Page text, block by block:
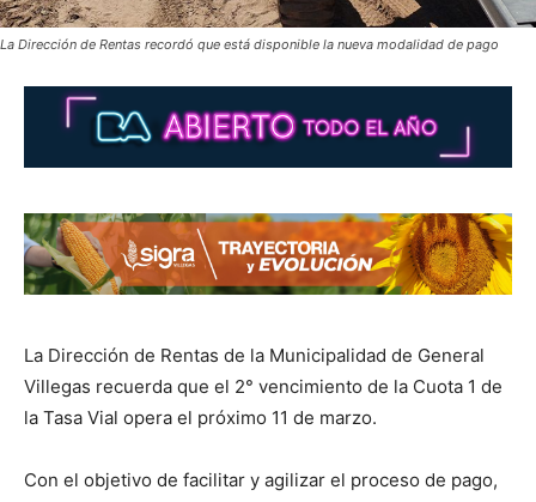
La Dirección de Rentas recordó que está disponible la nueva modalidad de pago
La Dirección de Rentas de la Municipalidad de General
Villegas recuerda que el 2° vencimiento de la Cuota 1 de
la Tasa Vial opera el próximo 11 de marzo.
Con el objetivo de facilitar y agilizar el proceso de pago,